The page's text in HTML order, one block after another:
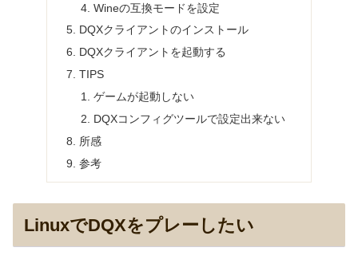
Wineの互換モードを設定
DQXクライアントのインストール
DQXクライアントを起動する
TIPS
ゲームが起動しない
DQXコンフィグツールで設定出来ない
所感
参考
LinuxでDQXをプレーしたい